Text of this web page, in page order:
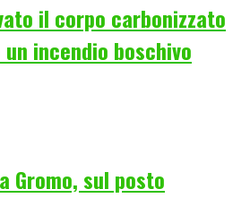
il corpo carbonizzato
incendio boschivo
Gromo, sul posto